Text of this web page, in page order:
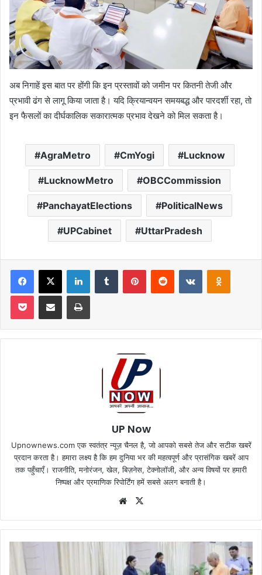
अब निगाहें इस बात पर होंगी कि इन प्रस्तावों को जमीन पर कितनी तेजी और
प्रभावी ढंग से लागू किया जाता है। यदि क्रियान्वयन समयबद्ध और पारदर्शी रहा, तो
इन फैसलों का दीर्घकालिक सकारात्मक प्रभाव देखने को मिल सकता है।
AgraMetro CmYogi Lucknow
LucknowMetro OBCCommission
PanchayatElections PoliticalNews
UPCabinet UttarPradesh
Facebook
X LinkedInTumblr PinterestReddit VKontakte
Pocket Share via Email Print
UP Now
Upnownews.com एक स्वतंत्र न्यूज़ चैनल है, जो आपको सबसे तेज और सटीक खबरें
प्रदान करता है। हमारा लक्ष्य है कि हम दुनिया भर की महत्वपूर्ण और प्रासंगिक खबरें आप
तक पहुँचाएँ। राजनीति, मनोरंजन, खेल, बिज़नेस, टेक्नोलॉजी, और अन्य विषयों पर हमारी
निष्पक्ष और प्रमाणिक रिपोर्टिंग हमें सबसे अलग बनाती है।
Website